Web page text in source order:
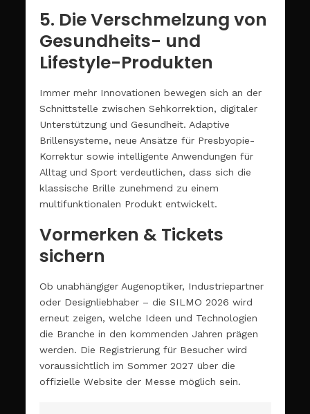
5. Die Verschmelzung von
Gesundheits- und
Lifestyle-Produkten
Immer mehr Innovationen bewegen sich an der
Schnittstelle zwischen Sehkorrektion, digitaler
Unterstützung und Gesundheit. Adaptive
Brillensysteme, neue Ansätze für Presbyopie-
Korrektur sowie intelligente Anwendungen für
Alltag und Sport verdeutlichen, dass sich die
klassische Brille zunehmend zu einem
multifunktionalen Produkt entwickelt.
Vormerken & Tickets
sichern
Ob unabhängiger Augenoptiker, Industriepartner
oder Designliebhaber – die SILMO 2026 wird
erneut zeigen, welche Ideen und Technologien
die Branche in den kommenden Jahren prägen
werden. Die Registrierung für Besucher wird
voraussichtlich im Sommer 2027 über die
offizielle Website der Messe möglich sein.